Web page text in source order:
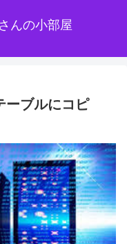
んの小部屋
ーブルにコピ